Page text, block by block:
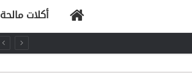
الرئيسيةأكلات مالحة